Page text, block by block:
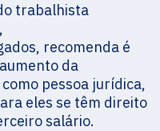
trabalhista
recomenda é
da
pessoa jurídica,
eles se têm direito
salário.